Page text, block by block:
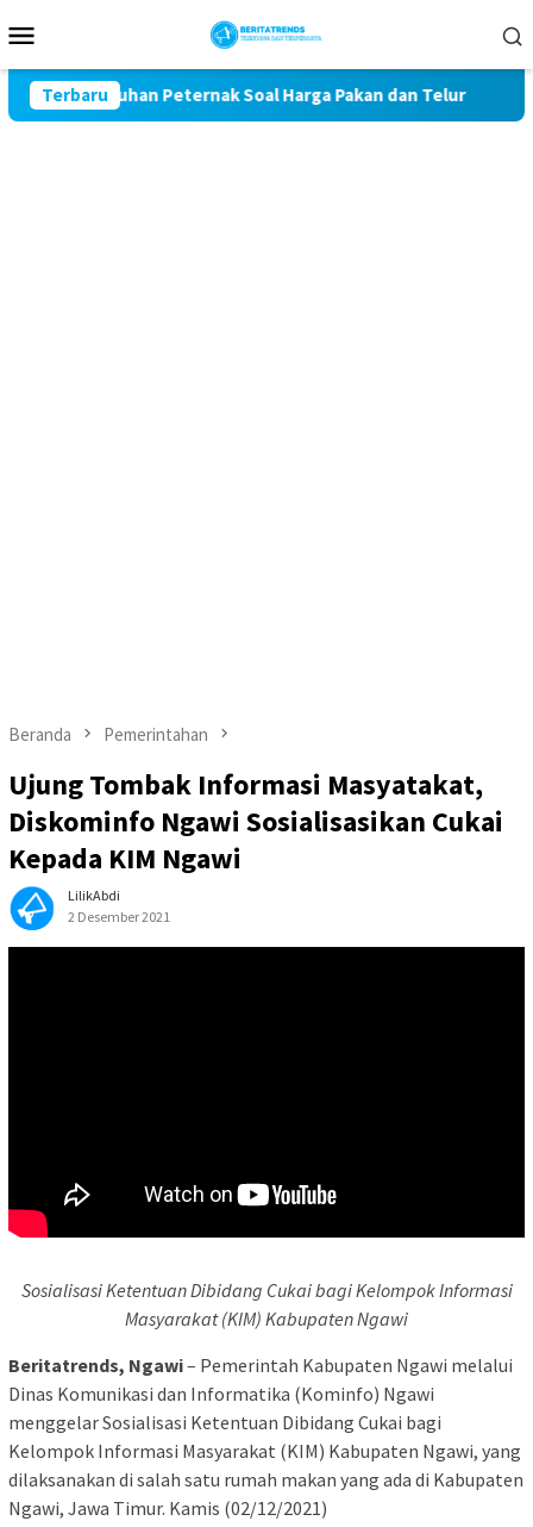
ke
Mobile
TerbaruPeternak Soal Harga Pakan dan Telur TAK MAU
Beranda Pemerintahan
Ujung Tombak Informasi Masyatakat,
Diskominfo Ngawi Sosialisasikan Cukai
Kepada KIM Ngawi
LilikAbdi
2 Desember 2021
Sosialisasi Ketentuan Dibidang Cukai bagi Kelompok Informasi
Masyarakat (KIM) Kabupaten Ngawi
Beritatrends, Ngawi– Pemerintah Kabupaten Ngawi melalui
Dinas Komunikasi dan Informatika (Kominfo) Ngawi
menggelar Sosialisasi Ketentuan Dibidang Cukai bagi
Kelompok Informasi Masyarakat (KIM) Kabupaten Ngawi, yang
dilaksanakan di salah satu rumah makan yang ada di Kabupaten
Ngawi, Jawa Timur. Kamis (02/12/2021)